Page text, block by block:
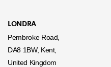
LONDRA
Pembroke Road,
DA8 1BW, Kent,
United Kingdom